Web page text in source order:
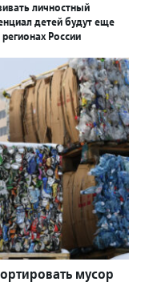
личностный
детей будут еще
России
мусор